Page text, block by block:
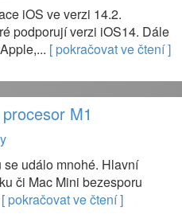
iOS ve verzi 14.2.
podporují verzi iOS14. Dále
[ pokračovat ve čtení ]
M1
událo mnohé. Hlavní
či Mac Mini bezesporu
[ pokračovat ve čtení ]